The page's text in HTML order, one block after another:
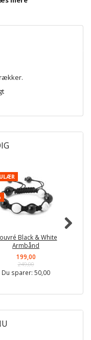
Black & White
Armbånd
199,00
249,00
Du sparer: 50,00